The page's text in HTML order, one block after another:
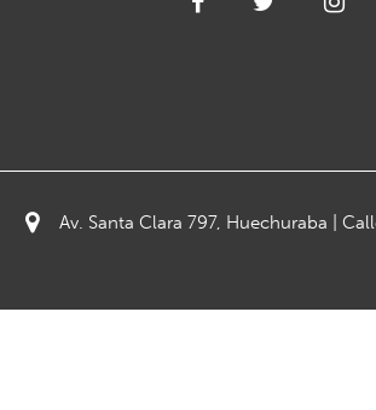
Av. Santa Clara 797, Huechuraba |